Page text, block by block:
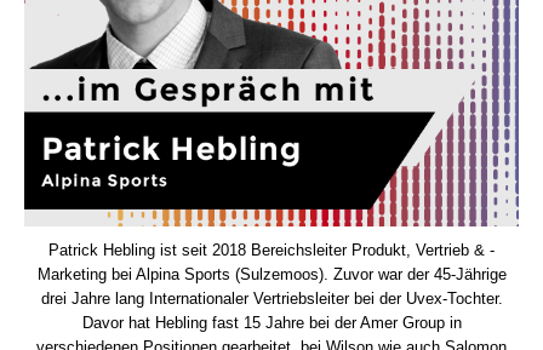
Patrick Hebling ist seit 2018 Bereichsleiter Produkt, Vertrieb & ­
Marketing bei Alpina Sports (Sulzemoos). Zuvor war der 45-Jährige
drei Jahre lang Internationaler Vertriebsleiter bei der Uvex-Tochter.
Davor hat Hebling fast 15 Jahre bei der Amer Group in